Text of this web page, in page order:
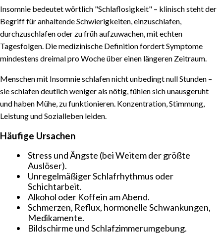
Insomnie bedeutet wörtlich "Schlaflosigkeit" – klinisch steht der
Begriff für anhaltende Schwierigkeiten, einzuschlafen,
durchzuschlafen oder zu früh aufzuwachen, mit echten
Tagesfolgen. Die medizinische Definition fordert Symptome
mindestens dreimal pro Woche über einen längeren Zeitraum.
Menschen mit Insomnie schlafen nicht unbedingt null Stunden –
sie schlafen deutlich weniger als nötig, fühlen sich unausgeruht
und haben Mühe, zu funktionieren. Konzentration, Stimmung,
Leistung und Sozialleben leiden.
Häufige Ursachen
Stress und Ängste (bei Weitem der größte
Auslöser).
Unregelmäßiger Schlafrhythmus oder
Schichtarbeit.
Alkohol oder Koffein am Abend.
Schmerzen, Reflux, hormonelle Schwankungen,
Medikamente.
Bildschirme und Schlafzimmerumgebung.